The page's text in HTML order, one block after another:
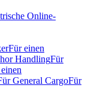
Online-
Für einen
HandlingFür
General CargoFür